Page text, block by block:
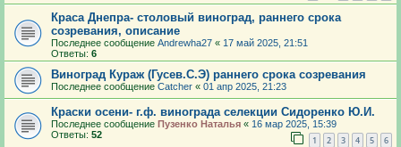
Краса Днепра- столовый виноград, раннего срока
созревания, описание
Последнее сообщение Andrewha27 « 17 май 2025, 21:51
Ответы: 6
Виноград Кураж (Гусев.С.Э) раннего срока созревания
Последнее сообщение Catcher « 01 апр 2025, 21:23
Краски осени- г.ф. винограда селекции Сидоренко Ю.И.
Последнее сообщение Пузенко Наталья « 16 мар 2025, 15:39
Ответы: 52 1 2 3 4 5 6